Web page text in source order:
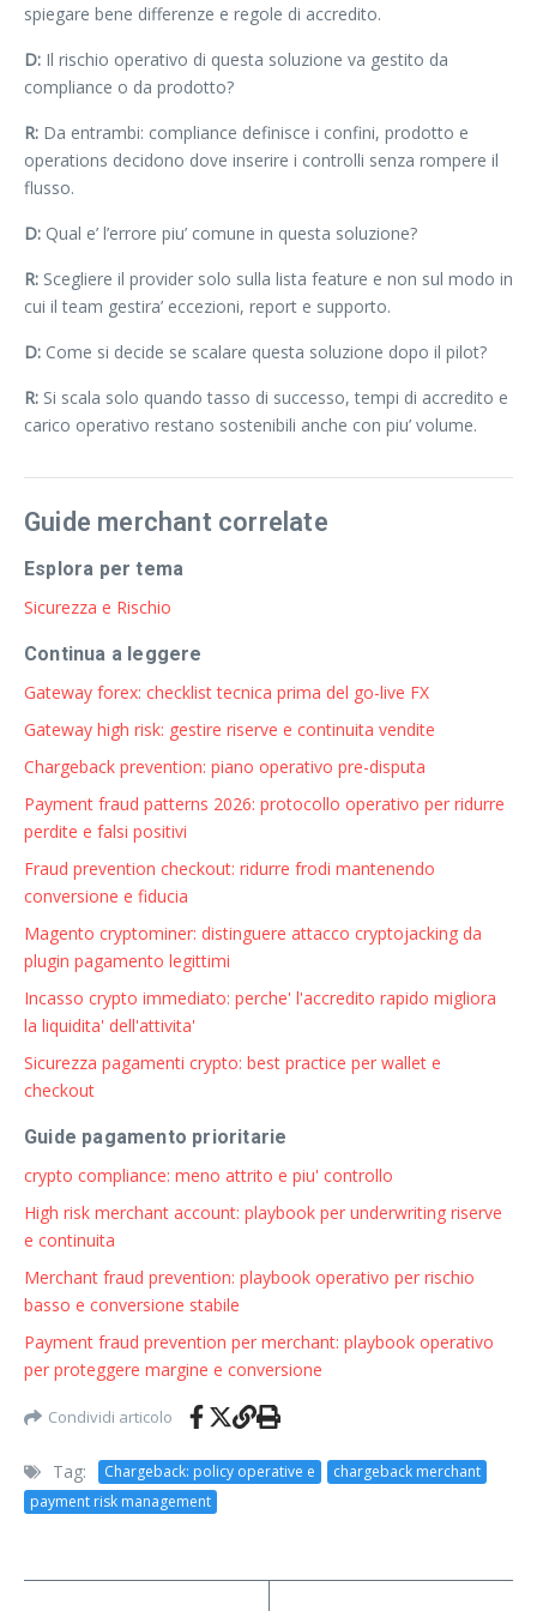
spiegare bene differenze e regole di accredito.
D: Il rischio operativo di questa soluzione va gestito da
compliance o da prodotto?
R: Da entrambi: compliance definisce i confini, prodotto e
operations decidono dove inserire i controlli senza rompere il
flusso.
D: Qual e’ l’errore piu’ comune in questa soluzione?
R: Scegliere il provider solo sulla lista feature e non sul modo in
cui il team gestira’ eccezioni, report e supporto.
D: Come si decide se scalare questa soluzione dopo il pilot?
R: Si scala solo quando tasso di successo, tempi di accredito e
carico operativo restano sostenibili anche con piu’ volume.
Guide merchant correlate
Esplora per tema
Sicurezza e Rischio
Continua a leggere
Gateway forex: checklist tecnica prima del go-live FX
Gateway high risk: gestire riserve e continuita vendite
Chargeback prevention: piano operativo pre-disputa
Payment fraud patterns 2026: protocollo operativo per ridurre
perdite e falsi positivi
Fraud prevention checkout: ridurre frodi mantenendo
conversione e fiducia
Magento cryptominer: distinguere attacco cryptojacking da
plugin pagamento legittimi
Incasso crypto immediato: perche' l'accredito rapido migliora
la liquidita' dell'attivita'
Sicurezza pagamenti crypto: best practice per wallet e
checkout
Guide pagamento prioritarie
crypto compliance: meno attrito e piu' controllo
High risk merchant account: playbook per underwriting riserve
e continuita
Merchant fraud prevention: playbook operativo per rischio
basso e conversione stabile
Payment fraud prevention per merchant: playbook operativo
per proteggere margine e conversione
Condividi articolo
Tag: Chargeback: policy operative e
chargeback merchant
payment risk management